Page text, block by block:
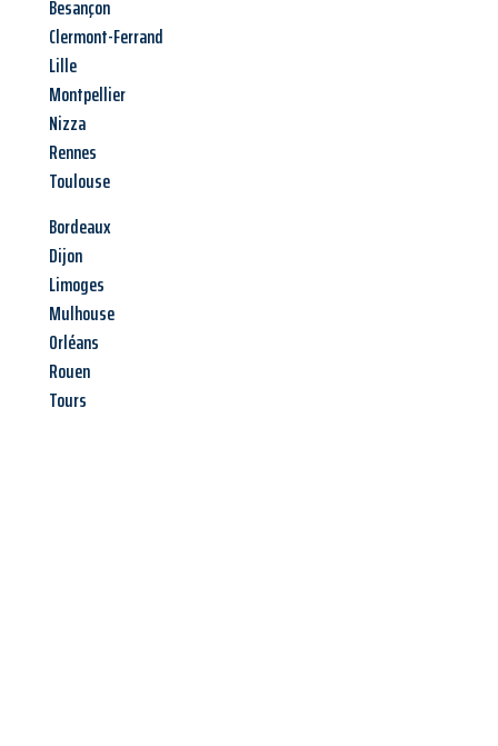
Besançon
Clermont-Ferrand
Lille
Montpellier
Nizza
Rennes
Toulouse
Bordeaux
Dijon
Limoges
Mulhouse
Orléans
Rouen
Tours